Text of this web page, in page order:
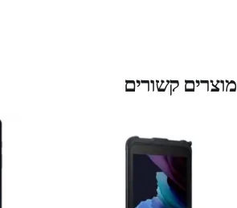
מוצרים קשורים